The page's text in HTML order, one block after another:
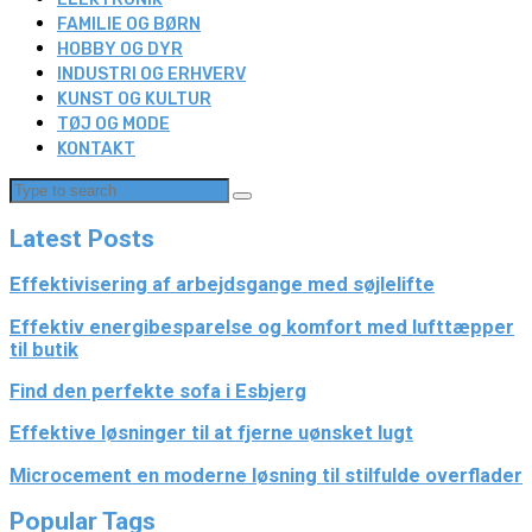
FAMILIE OG BØRN
HOBBY OG DYR
INDUSTRI OG ERHVERV
KUNST OG KULTUR
TØJ OG MODE
KONTAKT
Latest Posts
Effektivisering af arbejdsgange med søjlelifte
Effektiv energibesparelse og komfort med lufttæpper
til butik
Find den perfekte sofa i Esbjerg
Effektive løsninger til at fjerne uønsket lugt
Microcement en moderne løsning til stilfulde overflader
Popular Tags